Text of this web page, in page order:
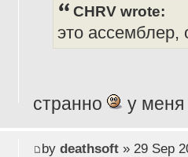
CHRV wrote:
это ассемблер,
странно у меня
by deathsoft» 29 Sep